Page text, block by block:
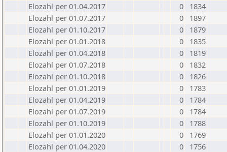
Elozahl per 01.04.2017
0
1834
Elozahl per 01.07.2017
0
1897
Elozahl per 01.10.2017
0
1879
Elozahl per 01.01.2018
0
1835
Elozahl per 01.04.2018
0
1819
Elozahl per 01.07.2018
0
1832
Elozahl per 01.10.2018
0
1826
Elozahl per 01.01.2019
0
1783
Elozahl per 01.04.2019
0
1784
Elozahl per 01.07.2019
0
1784
Elozahl per 01.10.2019
0
1788
Elozahl per 01.01.2020
0
1769
Elozahl per 01.04.2020
0
1756